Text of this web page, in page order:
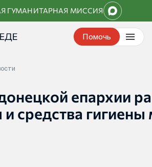
ГУМАНИТАРНАЯ МИССИЯ
Помочь
епархии
средства